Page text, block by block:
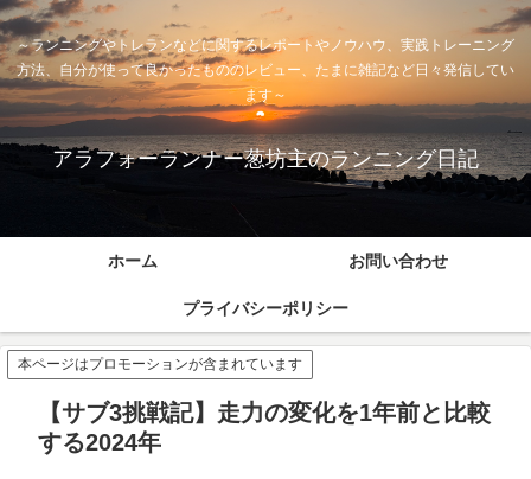
～ランニングやトレランなどに関するレポートやノウハウ、実践トレーニング
方法、自分が使って良かったもののレビュー、たまに雑記など日々発信してい
ます～
アラフォーランナー葱坊主のランニング日記
ホーム お問い合わせ
プライバシーポリシー
本ページはプロモーションが含まれています
【サブ3挑戦記】走力の変化を1年前と比較
する2024年